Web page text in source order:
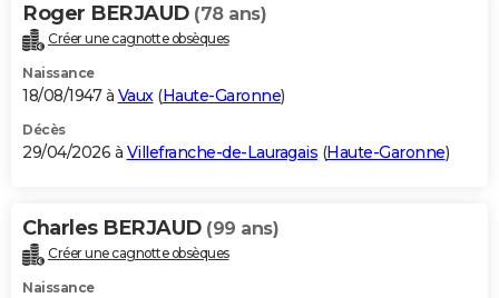
Alimentation
Guide de la santé
Maladies
Médicaments
Sommeil
VOYAGE
Destinations
City break
Voyage nature
Voyage de noces
Forum
Climat
+PHOTO
GUIDES D'ACHAT
BONS PLANS
Carte de Noël
Carte Bonne année
Carte Saint-Valentin
Carte Pâques
Carte d'anniversaire
DICTIONNAIRE
Dictionnaire
Biographies
Citations
Expressions
Proverbes
PROGRAMME TV
Roger BERJAUD (78 ans)
Créer une cagnotte obsèques
Naissance
18/08/1947 à Vaux(Haute-Garonne)
Décès
29/04/2026 à Villefranche-de-Lauragais (Haute-Garonne)
Charles BERJAUD (99 ans)
Créer une cagnotte obsèques
Naissance